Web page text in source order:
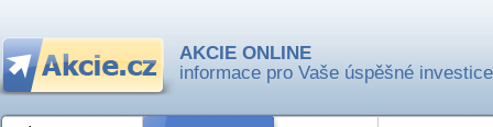
AKCIE ONLINE
informace pro Vaše úspěšné investice